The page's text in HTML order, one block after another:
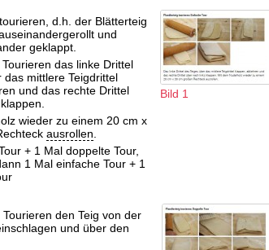
Bild 1
d.h. der Blätterteig
und
geklappt.
das linke Drittel
das mittlere Teigdrittel
und das rechte Drittel
wieder zu einem 20 cm x
ausrollen
+ 1 Mal doppelte Tour,
1 Mal einfache Tour + 1
den Teig von der
und über den